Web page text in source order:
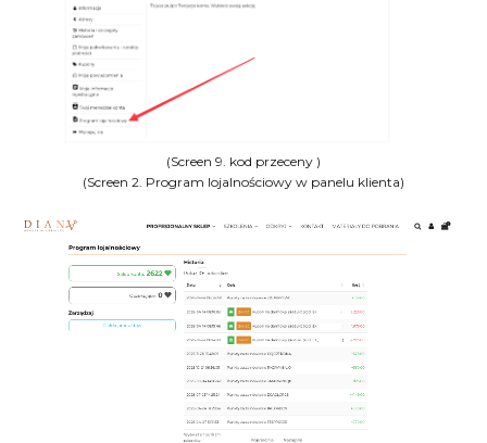
(Screen 9. kod przeceny )
(Screen 2. Program lojalnościowy w panelu klienta)